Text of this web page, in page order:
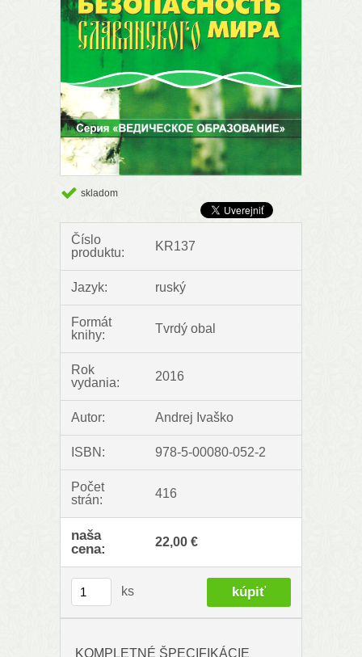
skladom
Číslo
produktu:
KR137
Jazyk: ruský
Formát
knihy:
Tvrdý obal
Rok
vydania:
2016
Autor: Andrej Ivaško
ISBN: 978-5-00080-052-2
Počet
strán:
416
naša
cena:
22,00 €
ks
KOMPLETNÉ ŠPECIFIKÁCIE